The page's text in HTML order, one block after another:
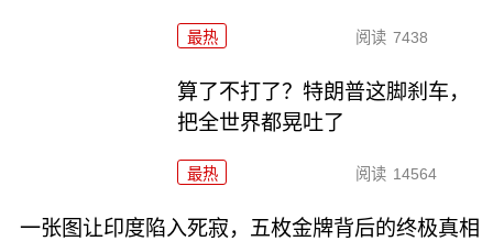
最热 阅读 7438
算了不打了？特朗普这脚刹车，
把全世界都晃吐了
最热 阅读 14564
一张图让印度陷入死寂，五枚金牌背后的终极真相